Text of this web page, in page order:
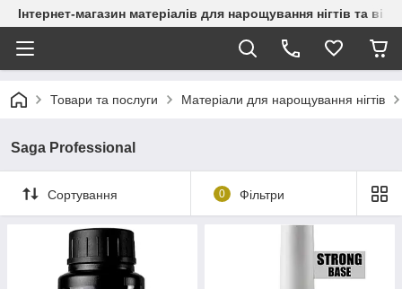
Інтернет-магазин матеріалів для нарощування нігтів та вій
Товари та послуги Матеріали для нарощування нігтів
Saga Professional
Сортування 0 Фільтри